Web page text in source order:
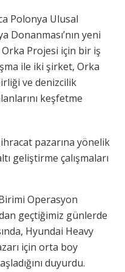
Polonya Ulusal
Donanması’nın yeni
Orka Projesi için bir iş
ile iki şirket, Orka
ve denizcilik
keşfetme
pazarına yönelik
geliştirme çalışmaları
Operasyon
geçtiğimiz günlerde
Hyundai Heavy
için orta boy
duyurdu.